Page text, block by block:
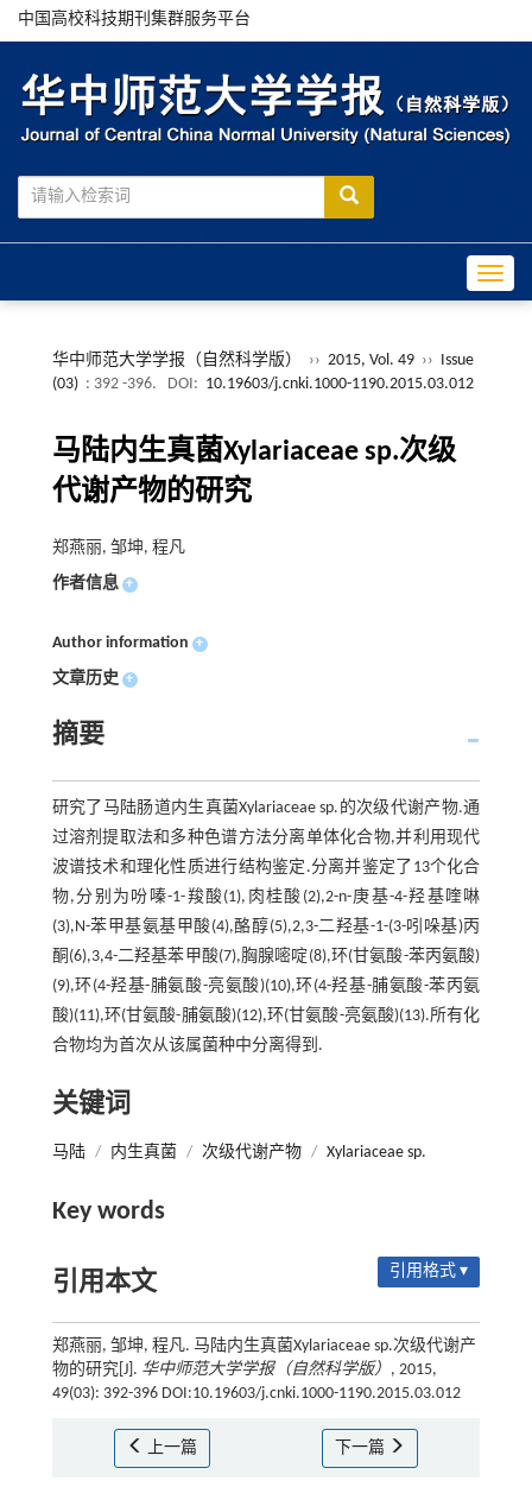
中国高校科技期刊集群服务平台
华中师范大学学报（自然科学版） ›› 2015, Vol. 49 ››
Issue
(03) : 392 -396. DOI: 10.19603/j.cnki.1000-1190.2015.03.012
马陆内生真菌Xylariaceae sp.次级
代谢产物的研究
郑燕丽, 邹坤, 程凡
作者信息 +
Author information +
文章历史 +
摘要
研究了马陆肠道内生真菌Xylariaceae sp.的次级代谢产物.通
过溶剂提取法和多种色谱方法分离单体化合物,并利用现代
波谱技术和理化性质进行结构鉴定.分离并鉴定了13个化合
物,分别为吩嗪-1-羧酸(1),肉桂酸(2),2-n-庚基-4-羟基喹啉
(3),N-苯甲基氨基甲酸(4),酪醇(5),2,3-二羟基-1-(3-吲哚基)丙
酮(6),3,4-二羟基苯甲酸(7),胸腺嘧啶(8),环(甘氨酸-苯丙氨酸)
(9),环(4-羟基-脯氨酸-亮氨酸)(10),环(4-羟基-脯氨酸-苯丙氨
酸)(11),环(甘氨酸-脯氨酸)(12),环(甘氨酸-亮氨酸)(13).所有化
合物均为首次从该属菌种中分离得到.
关键词
马陆 / 内生真菌 / 次级代谢产物 / Xylariaceae sp.
Key words
引用本文 引用格式 ▾
郑燕丽, 邹坤, 程凡. 马陆内生真菌Xylariaceae sp.次级代谢产
物的研究[J]. 华中师范大学学报（自然科学版） , 2015,
49(03): 392-396 DOI:10.19603/j.cnki.1000-1190.2015.03.012
上一篇 下一篇